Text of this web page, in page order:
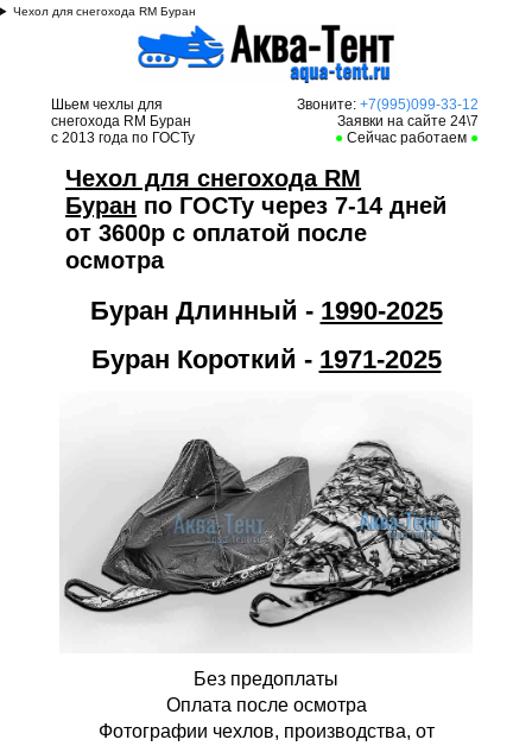
Чехол для снегохода RM Буран
Шьем чехлы для
снегохода RM Буран
с 2013 года по ГОСТу
Звоните:+7(995)099-33-12
Заявки на сайте 24\7
● Сейчас работаем ●
Чехол для снегохода RM
Буран по ГОСТу через 7-14 дней
от 3600р с оплатой после
осмотра
Буран Длинный - 1990-2025
Буран Короткий - 1971-2025
Без предоплаты
Оплата после осмотра
Фотографии чехлов, производства, от